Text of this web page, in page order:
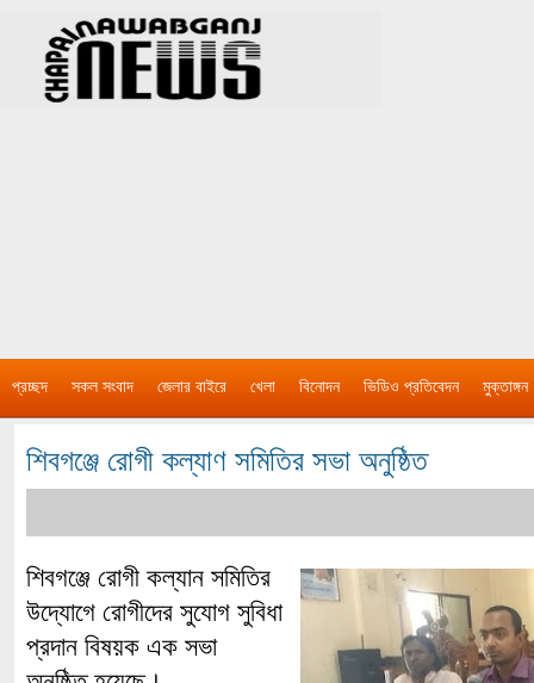
প্রচ্ছদ সকল সংবাদ জেলার বাইরে খেলা বিনোদন ভিডিও প্রতিবেদন মুক্তাঙ্গন
শিবগঞ্জে রোগী কল্যাণ সমিতির সভা অনুষ্ঠিত
শিবগঞ্জে রোগী কল্যান সমিতির
উদ্যোগে রোগীদের সুযোগ সুবিধা
প্রদান বিষয়ক এক সভা